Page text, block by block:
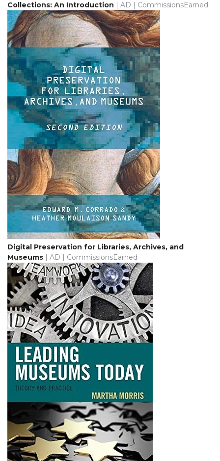
Collections: An Introduction
| AD | CommissionsEarned
Digital Preservation for Libraries, Archives, and
Museums | AD | CommissionsEarned